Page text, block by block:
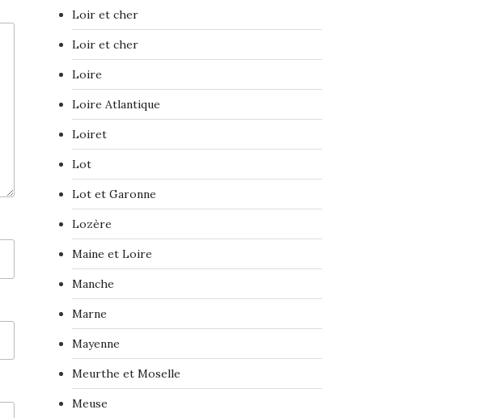
Loir et cher
Loir et cher
Loire
Loire Atlantique
Loiret
Lot
Lot et Garonne
Lozère
Maine et Loire
Manche
Marne
Mayenne
Meurthe et Moselle
Meuse